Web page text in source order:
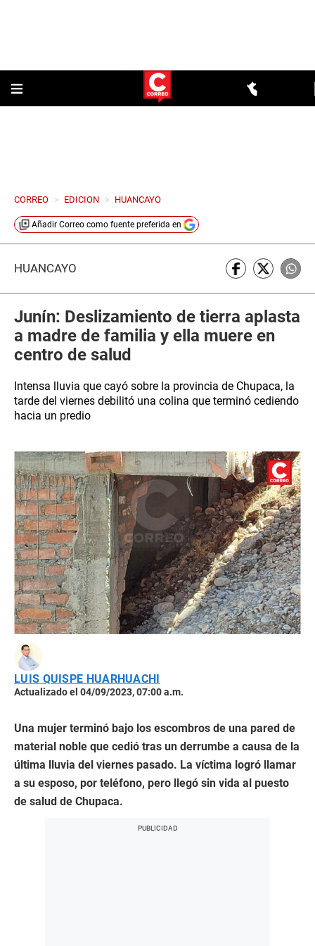
CORREO > EDICION > HUANCAYO
Añadir Correo como fuente preferida en
HUANCAYO
Junín: Deslizamiento de tierra aplasta
a madre de familia y ella muere en
centro de salud
Intensa lluvia que cayó sobre la provincia de Chupaca, la
tarde del viernes debilitó una colina que terminó cediendo
hacia un predio
LUIS QUISPE HUARHUACHI
Actualizado el 04/09/2023, 07:00 a.m.
Una mujer terminó bajo los escombros de una pared de
material noble que cedió tras un derrumbe a causa de la
última lluvia del viernes pasado. La víctima logró llamar
a su esposo, por teléfono, pero llegó sin vida al puesto
de salud de Chupaca.